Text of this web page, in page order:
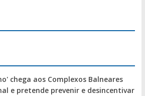
chega aos Complexos Balneares
e pretende prevenir e desincentivar